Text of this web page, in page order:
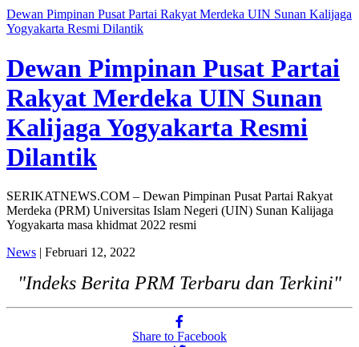
Dewan Pimpinan Pusat Partai Rakyat Merdeka UIN Sunan Kalijaga
Yogyakarta Resmi Dilantik
Dewan Pimpinan Pusat Partai
Rakyat Merdeka UIN Sunan
Kalijaga Yogyakarta Resmi
Dilantik
SERIKATNEWS.COM – Dewan Pimpinan Pusat Partai Rakyat
Merdeka (PRM) Universitas Islam Negeri (UIN) Sunan Kalijaga
Yogyakarta masa khidmat 2022 resmi
News | Februari 12, 2022
"Indeks Berita PRM Terbaru dan Terkini"
Share to Facebook